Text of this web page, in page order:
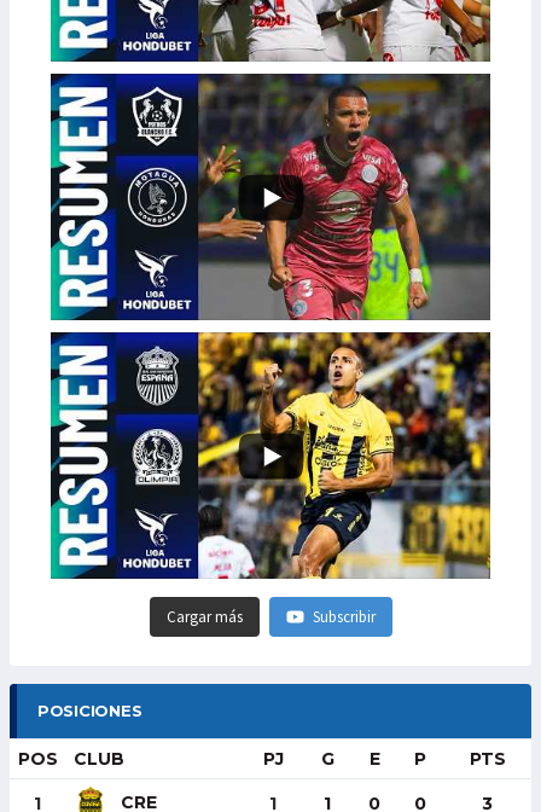
Cargar más Subscribir
POSICIONES
POS CLUB PJ G E P PTS
1 CRE 1 1 0 0 3